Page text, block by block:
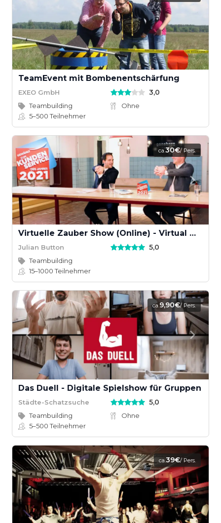
TeamEvent mit Bombenentschärfung
EXEO GmbH 3,0
Teambuilding
Ohne
5–500Teilnehmer
ca.30€/ Pers.
Virtuelle Zauber Show (Online) - Virtual Magic Show
Julian Button 5,0
Teambuilding
15–1000Teilnehmer
ca.9,90€/ Pers.
Das Duell - Digitale Spielshow für Gruppen
Städte-Schatzsuche 5,0
Teambuilding
Ohne
5–500Teilnehmer
ca.39€/ Pers.